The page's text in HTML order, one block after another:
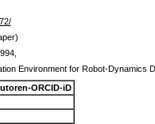
Environment for Robot-Dynamics
ORCID-iD